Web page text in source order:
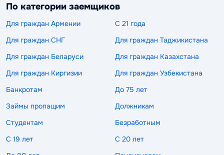
По категории заемщиков
Для граждан Армении
С 21 года
Для граждан СНГ
Для граждан Таджикистана
Для граждан Беларуси
Для граждан Казахстана
Для граждан Киргизии
Для граждан Узбекистана
Банкротам
До 75 лет
Займы пропащим
Должникам
Студентам
Безработным
С 19 лет
С 20 лет